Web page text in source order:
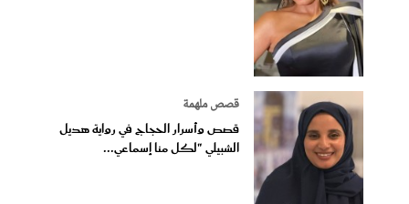
قصص ملهمة
قصص وأسرار الحجاج في رواية هديل
الشبيلي "لكل منا إسماعي...